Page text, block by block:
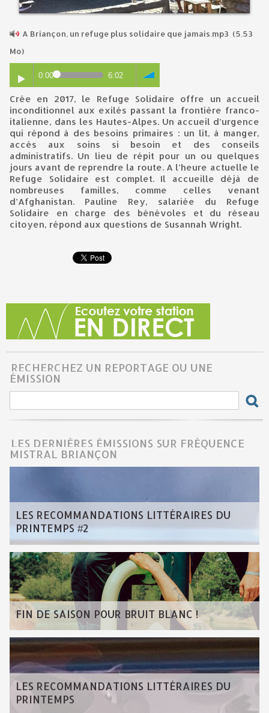
A Briançon, un refuge plus solidaire que jamais.mp3 (5.53
Mo)
0:00 6:02
Crée en 2017, le Refuge Solidaire offre un accueil
inconditionnel aux exilés passant la frontière franco-
italienne, dans les Hautes-Alpes. Un accueil d’urgence
qui répond à des besoins primaires : un lit, à manger,
accès aux soins si besoin et des conseils
administratifs. Un lieu de répit pour un ou quelques
jours avant de reprendre la route. A l’heure actuelle le
Refuge Solidaire est complet. Il accueille déjà de
nombreuses familles, comme celles venant
d’Afghanistan. Pauline Rey, salariée du Refuge
Solidaire en charge des bénévoles et du réseau
citoyen, répond aux questions de Susannah Wright.
RECHERCHEZ UN REPORTAGE OU UNE
ÉMISSION
LES DERNIÈRES ÉMISSIONS SUR FRÉQUENCE
MISTRAL BRIANÇON
LES RECOMMANDATIONS LITTÉRAIRES DU
PRINTEMPS #2
FIN DE SAISON POUR BRUIT BLANC !
LES RECOMMANDATIONS LITTÉRAIRES DU
PRINTEMPS